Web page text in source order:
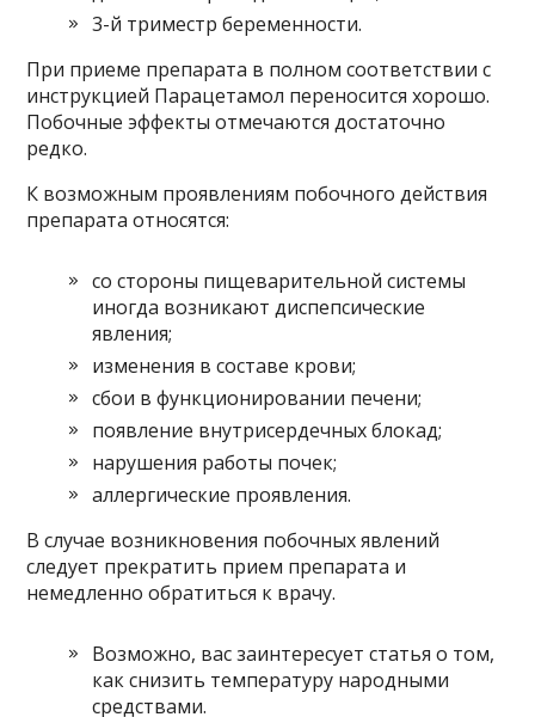
3-й триместр беременности.
При приеме препарата в полном соответствии с
инструкцией Парацетамол переносится хорошо.
Побочные эффекты отмечаются достаточно
редко.
К возможным проявлениям побочного действия
препарата относятся:
со стороны пищеварительной системы
иногда возникают диспепсические
явления;
изменения в составе крови;
сбои в функционировании печени;
появление внутрисердечных блокад;
нарушения работы почек;
аллергические проявления.
В случае возникновения побочных явлений
следует прекратить прием препарата и
немедленно обратиться к врачу.
Возможно, вас заинтересует статья о том,
как снизить температуру народными
средствами.